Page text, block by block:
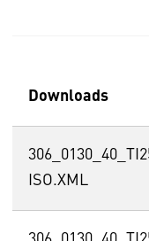
Downloads
ISO.XML